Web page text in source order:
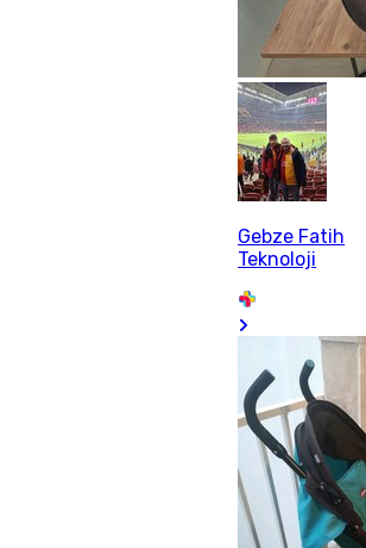
Gebze Fatih
Teknoloji